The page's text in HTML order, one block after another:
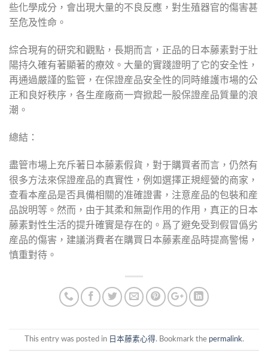
些化學成分，會出現大量的不良反應，對生殖器官的傷害甚
至危及性命。
綜合現有的研究和觀點，長期而言，正品的日本藤素對于壯
陽持久確有著顯著的療效。大量的實踐證明了它的安全性，
再通過嚴謹的監管，在保證産品安全性的同時維護市場的公
正和良好秩序，各生産廠商一齊掀起一股保證産品質量的浪
潮。
總結：
盡管市場上充斥著日本藤素假貨，對于購買者而言，仍然有
很多方法來保證産品的真實性，例如選擇正規經營的商家，
查看本産品是否具備相關的准確證書，注意産品的包裝和産
品說明等。然而，由于其柔和無副作用的作用，真正的日本
藤素對性生活的提升確實是存在的。爲了避免受到假冒僞劣
産品的傷害，建議消費者在購買日本藤素産品時提高警惕，
慎重對待。
This entry was posted in 日本藤素心得. Bookmark the permalink.